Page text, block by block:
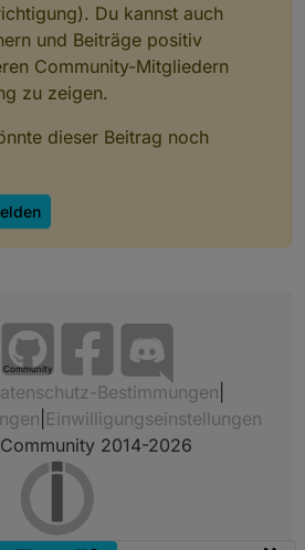
Du kannst auch
und Beiträge positiv
Community-Mitgliedern
zu zeigen.
dieser Beitrag noch
Community
Bestimmungen
Einwilligungseinstellungen
2014-2026